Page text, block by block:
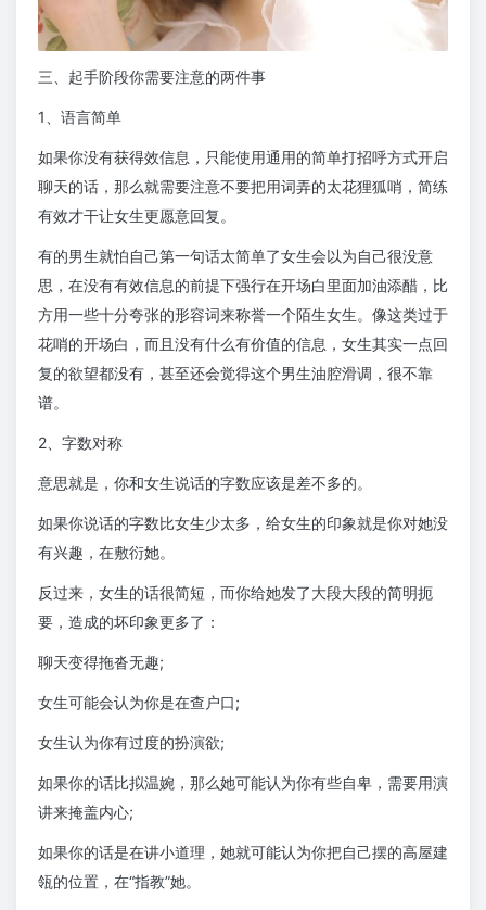
三、起手阶段你需要注意的两件事
1、语言简单
如果你没有获得效信息，只能使用通用的简单打招呼方式开启
聊天的话，那么就需要注意不要把用词弄的太花狸狐哨，简练
有效才干让女生更愿意回复。
有的男生就怕自己第一句话太简单了女生会以为自己很没意
思，在没有有效信息的前提下强行在开场白里面加油添醋，比
方用一些十分夸张的形容词来称誉一个陌生女生。像这类过于
花哨的开场白，而且没有什么有价值的信息，女生其实一点回
复的欲望都没有，甚至还会觉得这个男生油腔滑调，很不靠
谱。
2、字数对称
意思就是，你和女生说话的字数应该是差不多的。
如果你说话的字数比女生少太多，给女生的印象就是你对她没
有兴趣，在敷衍她。
反过来，女生的话很简短，而你给她发了大段大段的简明扼
要，造成的坏印象更多了：
聊天变得拖沓无趣;
女生可能会认为你是在查户口;
女生认为你有过度的扮演欲;
如果你的话比拟温婉，那么她可能认为你有些自卑，需要用演
讲来掩盖内心;
如果你的话是在讲小道理，她就可能认为你把自己摆的高屋建
瓴的位置，在“指教”她。